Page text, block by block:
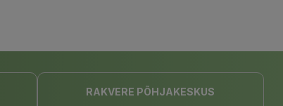
RAKVERE PÕHJAKESKUS